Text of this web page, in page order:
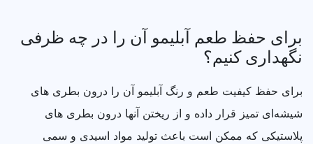
برای حفظ طعم آبلیمو آن را در چه ظرفی
نگهداری کنیم؟
برای حفظ کیفیت طعم و رنگ آبلیمو آن را درون بطری‌ های
شیشه‌ای تمیز قرار داده و از ریختن آنها درون بطری‌ های
پلاستیکی که ممکن است باعث تولید مواد اسیدی و سمی